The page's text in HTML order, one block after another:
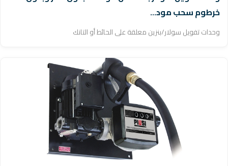
خرطوم سحب مود...
وحدات تفويل سولار/بنزين معلقة على الحائط أو التانك